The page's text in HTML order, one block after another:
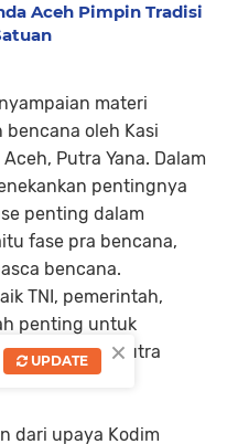
Aceh Pimpin Tradisi
materi
oleh Kasi
Putra Yana. Dalam
pentingnya
penting dalam
fase pra bencana,
bencana.
TNI, pemerintah,
penting untuk
tegas Putra
dari upaya Kodim
×
UPDATE